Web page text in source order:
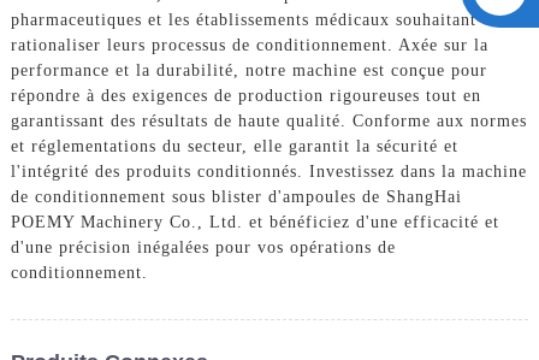
pharmaceutiques et les établissements médicaux souhaitant
rationaliser leurs processus de conditionnement. Axée sur la
performance et la durabilité, notre machine est conçue pour
répondre à des exigences de production rigoureuses tout en
garantissant des résultats de haute qualité. Conforme aux normes
et réglementations du secteur, elle garantit la sécurité et
l'intégrité des produits conditionnés. Investissez dans la machine
de conditionnement sous blister d'ampoules de ShangHai
POEMY Machinery Co., Ltd. et bénéficiez d'une efficacité et
d'une précision inégalées pour vos opérations de
conditionnement.